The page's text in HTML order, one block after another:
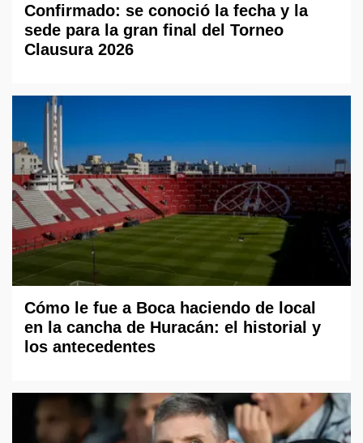
Confirmado: se conoció la fecha y la
sede para la gran final del Torneo
Clausura 2026
Cómo le fue a Boca haciendo de local
en la cancha de Huracán: el historial y
los antecedentes